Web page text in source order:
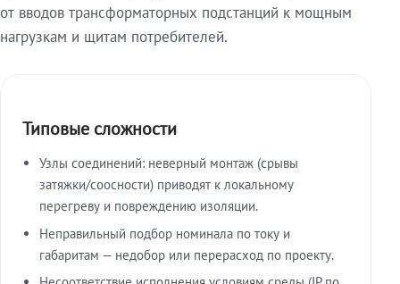
от вводов трансформаторных подстанций к мощным
нагрузкам и щитам потребителей.
Типовые сложности
Узлы соединений: неверный монтаж (срывы
затяжки/соосности) приводят к локальному
перегреву и повреждению изоляции.
Неправильный подбор номинала по току и
габаритам — недобор или перерасход по проекту.